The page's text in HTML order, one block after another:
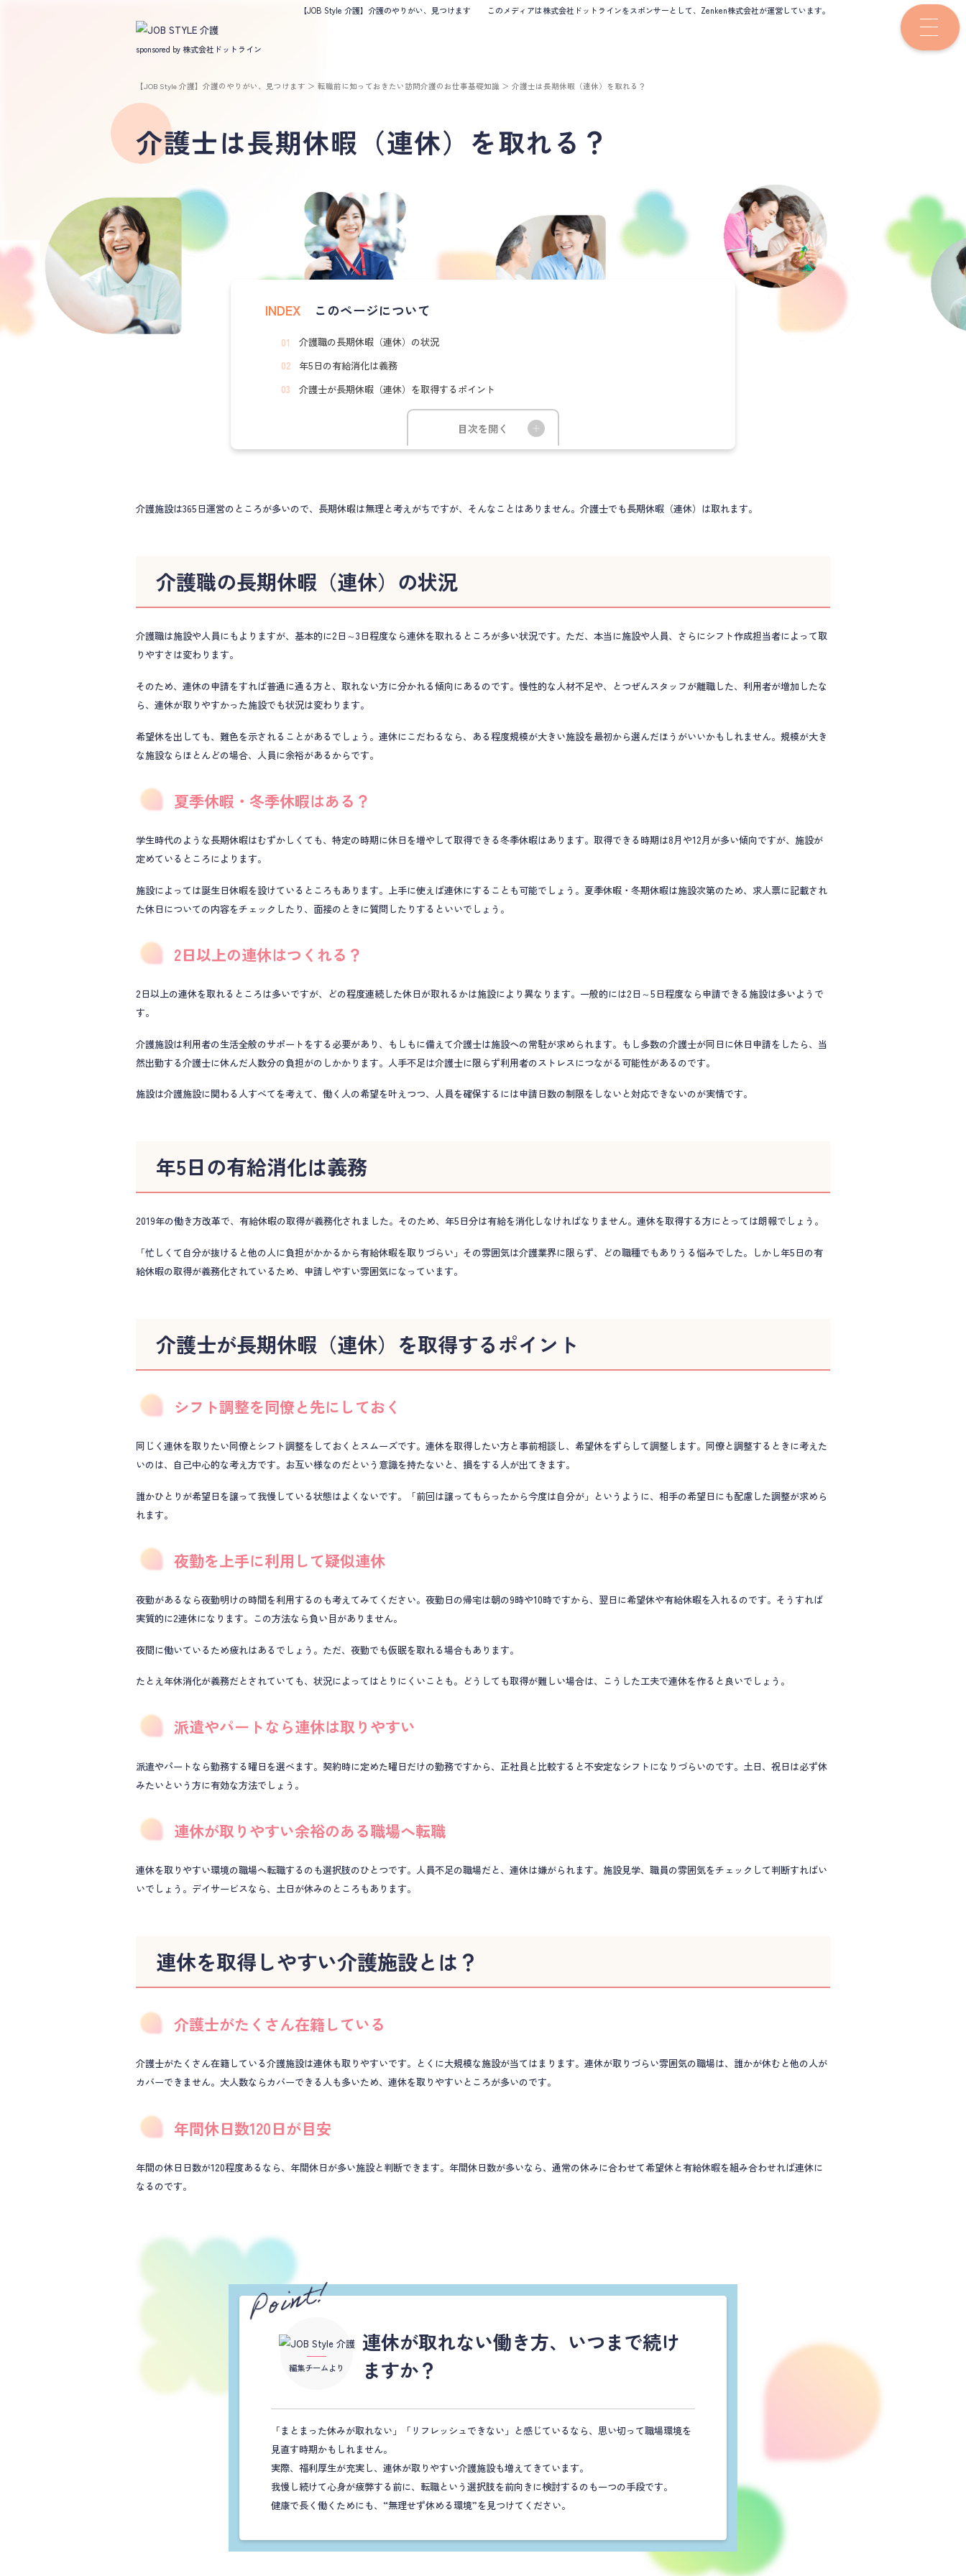
【JOB Style 介護】介護のやりがい、見つけます このメディアは株式会社ドットラインをスポンサーとして、Zenken株式会社が運営しています。
sponsored by 株式会社ドットライン
【JOB Style 介護】介護のやりがい、見つけます ＞ 転職前に知っておきたい訪問介護のお仕事基礎知識 ＞ 介護士は長期休暇（連休）を取れる？
介護士は長期休暇（連休）を取れる？
INDEX このページについて
介護職の長期休暇（連休）の状況
年5日の有給消化は義務
介護士が長期休暇（連休）を取得するポイント
目次を開く
介護施設は365日運営のところが多いので、長期休暇は無理と考えがちですが、そんなことはありません。介護士でも長期休暇（連休）は取れます。
介護職の長期休暇（連休）の状況
介護職は施設や人員にもよりますが、基本的に2日～3日程度なら連休を取れるところが多い状況です。ただ、本当に施設や人員、さらにシフト作成担当者によって取
りやすさは変わります。
そのため、連休の申請をすれば普通に通る方と、取れない方に分かれる傾向にあるのです。慢性的な人材不足や、とつぜんスタッフが離職した、利用者が増加したな
ら、連休が取りやすかった施設でも状況は変わります。
希望休を出しても、難色を示されることがあるでしょう。連休にこだわるなら、ある程度規模が大きい施設を最初から選んだほうがいいかもしれません。規模が大き
な施設ならほとんどの場合、人員に余裕があるからです。
夏季休暇・冬季休暇はある？
学生時代のような長期休暇はむずかしくても、特定の時期に休日を増やして取得できる冬季休暇はあります。取得できる時期は8月や12月が多い傾向ですが、施設が
定めているところによります。
施設によっては誕生日休暇を設けているところもあります。上手に使えば連休にすることも可能でしょう。夏季休暇・冬期休暇は施設次第のため、求人票に記載され
た休日についての内容をチェックしたり、面接のときに質問したりするといいでしょう。
2日以上の連休はつくれる？
2日以上の連休を取れるところは多いですが、どの程度連続した休日が取れるかは施設により異なります。一般的には2日～5日程度なら申請できる施設は多いようで
す。
介護施設は利用者の生活全般のサポートをする必要があり、もしもに備えて介護士は施設への常駐が求められます。もし多数の介護士が同日に休日申請をしたら、当
然出勤する介護士に休んだ人数分の負担がのしかかります。人手不足は介護士に限らず利用者のストレスにつながる可能性があるのです。
施設は介護施設に関わる人すべてを考えて、働く人の希望を叶えつつ、人員を確保するには申請日数の制限をしないと対応できないのが実情です。
年5日の有給消化は義務
2019年の働き方改革で、有給休暇の取得が義務化されました。そのため、年5日分は有給を消化しなければなりません。連休を取得する方にとっては朗報でしょう。
「忙しくて自分が抜けると他の人に負担がかかるから有給休暇を取りづらい」その雰囲気は介護業界に限らず、どの職種でもありうる悩みでした。しかし年5日の有
給休暇の取得が義務化されているため、申請しやすい雰囲気になっています。
介護士が長期休暇（連休）を取得するポイント
シフト調整を同僚と先にしておく
同じく連休を取りたい同僚とシフト調整をしておくとスムーズです。連休を取得したい方と事前相談し、希望休をずらして調整します。同僚と調整するときに考えた
いのは、自己中心的な考え方です。お互い様なのだという意識を持たないと、損をする人が出てきます。
誰かひとりが希望日を譲って我慢している状態はよくないです。「前回は譲ってもらったから今度は自分が」というように、相手の希望日にも配慮した調整が求めら
れます。
夜勤を上手に利用して疑似連休
夜勤があるなら夜勤明けの時間を利用するのも考えてみてください。夜勤日の帰宅は朝の9時や10時ですから、翌日に希望休や有給休暇を入れるのです。そうすれば
実質的に2連休になります。この方法なら負い目がありません。
夜間に働いているため疲れはあるでしょう。ただ、夜勤でも仮眠を取れる場合もあります。
たとえ年休消化が義務だとされていても、状況によってはとりにくいことも。どうしても取得が難しい場合は、こうした工夫で連休を作ると良いでしょう。
派遣やパートなら連休は取りやすい
派遣やパートなら勤務する曜日を選べます。契約時に定めた曜日だけの勤務ですから、正社員と比較すると不安定なシフトになりづらいのです。土日、祝日は必ず休
みたいという方に有効な方法でしょう。
連休が取りやすい余裕のある職場へ転職
連休を取りやすい環境の職場へ転職するのも選択肢のひとつです。人員不足の職場だと、連休は嫌がられます。施設見学、職員の雰囲気をチェックして判断すればい
いでしょう。デイサービスなら、土日が休みのところもあります。
連休を取得しやすい介護施設とは？
介護士がたくさん在籍している
介護士がたくさん在籍している介護施設は連休も取りやすいです。とくに大規模な施設が当てはまります。連休が取りづらい雰囲気の職場は、誰かが休むと他の人が
カバーできません。大人数ならカバーできる人も多いため、連休を取りやすいところが多いのです。
年間休日数120日が目安
年間の休日日数が120程度あるなら、年間休日が多い施設と判断できます。年間休日数が多いなら、通常の休みに合わせて希望休と有給休暇を組み合わせれば連休に
なるのです。
編集チームより
連休が取れない働き方、いつまで続け
ますか？
「まとまった休みが取れない」「リフレッシュできない」と感じているなら、思い切って職場環境を
見直す時期かもしれません。
実際、福利厚生が充実し、連休が取りやすい介護施設も増えてきています。
我慢し続けて心身が疲弊する前に、転職という選択肢を前向きに検討するのも一つの手段です。
健康で長く働くためにも、“無理せず休める環境”を見つけてください。